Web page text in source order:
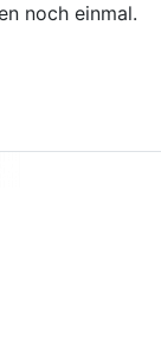
noch einmal.